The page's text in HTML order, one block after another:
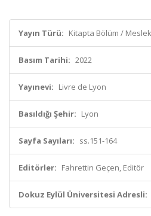
Yayın Türü: Kitapta Bölüm /
Basım Tarihi: 2022
Yayınevi: Livre de Lyon
Basıldığı Şehir: Lyon
Sayfa Sayıları: ss.151-164
Editörler: Fahrettin Geçen, Editör
Dokuz Eylül Üniversitesi Adresli: